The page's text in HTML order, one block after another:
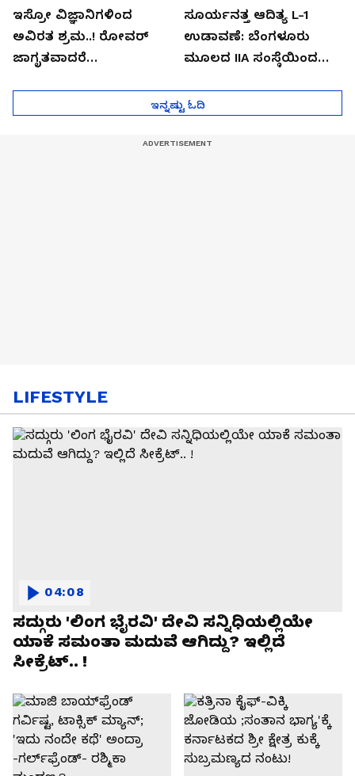
ಇಸ್ರೋ ವಿಜ್ಞಾನಿಗಳಿಂದ
ಅವಿರತ ಶ್ರಮ..! ರೋವರ್
ಜಾಗೃತವಾದರೆ
ಸೂರ್ಯನತ್ತ ಆದಿತ್ಯ L-1
ಉಡಾವಣೆ: ಬೆಂಗಳೂರು
ಮೂಲದ IIA ಸಂಸ್ಥೆಯಿಂದ
ಇನ್ನಷ್ಟು ಓದಿ
LIFESTYLE
ಸದ್ಗುರು 'ಲಿಂಗ ಭೈರವಿ' ದೇವಿ ಸನ್ನಿಧಿಯಲ್ಲಿಯೇ
ಯಾಕೆ ಸಮಂತಾ ಮದುವೆ ಆಗಿದ್ದು? ಇಲ್ಲಿದೆ
ಸೀಕ್ರೆಟ್.. !
04:08